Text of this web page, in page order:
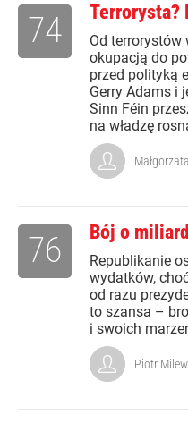
Terrorysta?
Od
okupacją do
przed polityką
Gerry Adams i
Sinn Féin
na władzę
74
Bój o
Republikanie
wydatków,
od razu
to szansa –
i swoich
76
Piotr